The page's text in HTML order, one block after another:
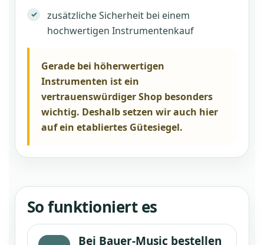
zusätzliche Sicherheit bei einem
hochwertigen Instrumentenkauf
Gerade bei höherwertigen
Instrumenten ist ein
vertrauenswürdiger Shop besonders
wichtig. Deshalb setzen wir auch hier
auf ein etabliertes Gütesiegel.
So funktioniert es
Bei Bauer-Music bestellen